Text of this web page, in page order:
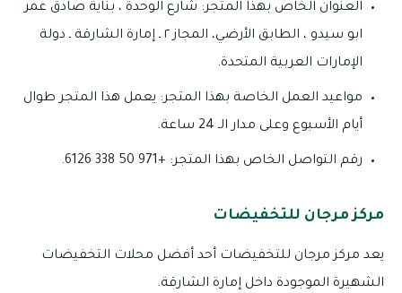
العنوان الخاص بهذا المتجر: شارع الوحدة ، بناية صادق عمر
ابو سيدو ، الطابق الأرضي، المجاز ٢ ـ إمارة الشارقة ـ دولة
الإمارات العربية المتحدة.
مواعيد العمل الخاصة بهذا المتجر: يعمل هذا المتجر طوال
أيام الأسبوع وعلى مدار الـ 24 ساعة.
رقم التواصل الخاص بهذا المتجر: +971 50 338 6126.
مركز مرجان للتخفيضات
يعد مركز مرجان للتخفيضات أحد أفضل محلات التخفيضات
الشهيرة الموجودة داخل إمارة الشارقة.